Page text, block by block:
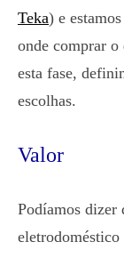
Teka) e
onde comprar o
esta fase,
escolhas.
Valor
Podíamos dizer